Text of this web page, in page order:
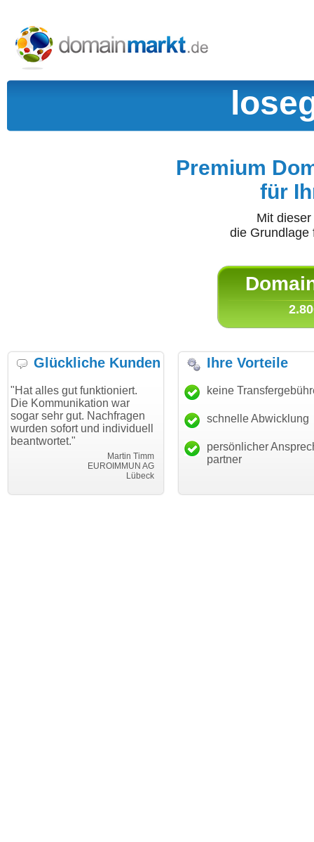
Premium
für
Mit
die
Glückliche Kunden
funktioniert.
war
gut. Nachfragen
und individuell
EUROIMMUN AG
"Danke für den schnellen
Transfer und guten Service!"
Thomas Schäfer
i can eckert communication GmbH
"Ich bin
haben.
mein
Ihre Vorteile
keine
schnelle Abwicklung
persönlicher
partner